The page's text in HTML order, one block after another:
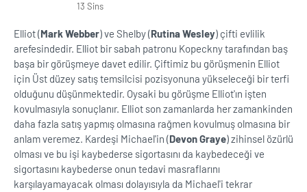
13 Sins
Elliot (Mark Webber) ve Shelby (Rutina Wesley) çifti evlilik
arefesindedir. Elliot bir sabah patronu Kopeckny tarafından baş
başa bir görüşmeye davet edilir. Çiftimiz bu görüşmenin Elliot
için Üst düzey satış temsilcisi pozisyonuna yükseleceği bir terfi
olduğunu düşünmektedir. Oysaki bu görüşme Elliot'ın işten
kovulmasıyla sonuçlanır. Elliot son zamanlarda her zamankinden
daha fazla satış yapmış olmasına rağmen kovulmuş olmasına bir
anlam veremez. Kardeşi Michael'in (Devon Graye) zihinsel özürlü
olması ve bu işi kaybederse sigortasını da kaybedeceği ve
sigortasını kaybederse onun tedavi masraflarını
karşılayamayacak olması dolayısıyla da Michael'i tekrar